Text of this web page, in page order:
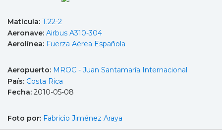
Matícula: T.22-2
Aeronave: Airbus A310-304
Aerolínea: Fuerza Aérea Española
Aeropuerto: MROC - Juan Santamaría Internacional
País: Costa Rica
Fecha: 2010-05-08
Foto por: Fabricio Jiménez Araya